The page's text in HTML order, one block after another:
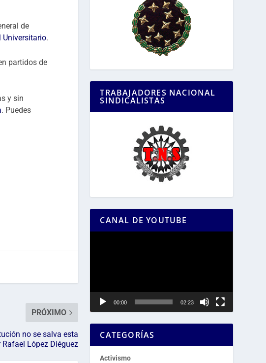
i
z
l
t
e
a
/
a
de
Universitario.
partidos de
y sin
. Puedes
PRÓXIMO
no se salva esta
López Diéguez
TRABAJADORES NACIONAL
SINDICALISTAS
CANAL DE YOUTUBE
00:00 02:23
CATEGORÍAS
Activismo